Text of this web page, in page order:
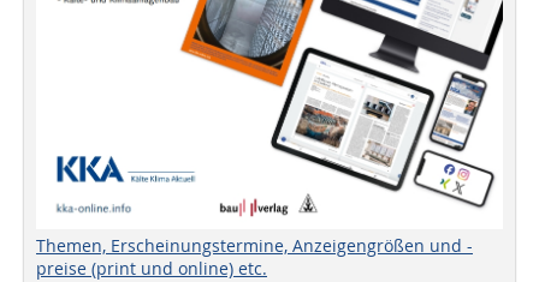
Themen, Erscheinungstermine, Anzeigengrößen und -
preise (print und online) etc.